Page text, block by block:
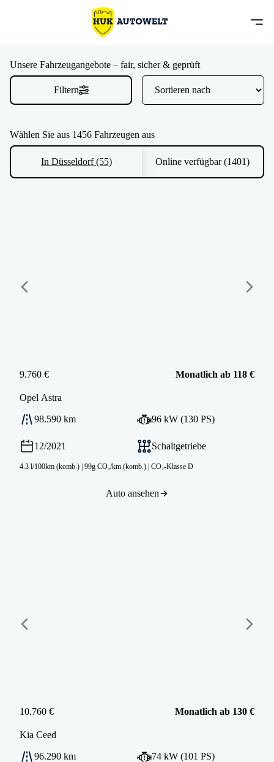
Unsere Fahrzeugangebote – fair, sicher & geprüft
Filtern
Wählen Sie aus 1456 Fahrzeugen aus
In Düsseldorf (55) Online verfügbar (1401)
9.760 € Monatlich ab 118 €
Opel Astra
98.590 km 96 kW (130 PS)
12/2021 Schaltgetriebe
4.3 l/100km (komb.) | 99g CO₂/km (komb.) | CO₂-Klasse D
Auto ansehen
10.760 € Monatlich ab 130 €
Kia Ceed
96.290 km 74 kW (101 PS)